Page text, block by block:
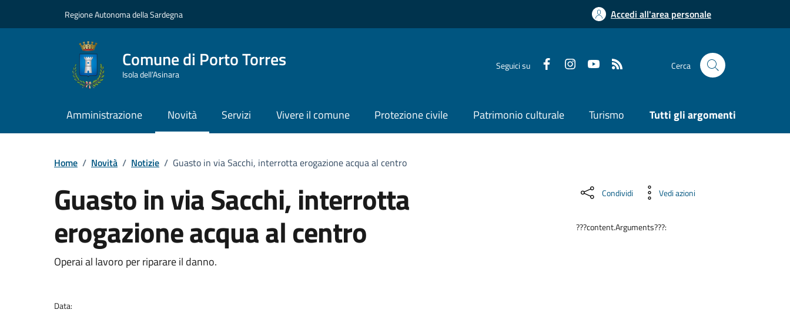
Regione Autonoma della Sardegna Accedi all'area personale
Comune di Porto Torres
Isola dell’Asinara
Seguici su Cerca
Amministrazione Novità Servizi Vivere il comune Protezione civile Patrimonio culturale Turismo Tutti gli argomenti
Home / Novità / Notizie / Guasto in via Sacchi, interrotta erogazione acqua al centro
Guasto in via Sacchi, interrotta
erogazione acqua al centro
Dettagli della notizia
Operai al lavoro per riparare il danno.
Data:
Condividi Vedi azioni
???content.Arguments???: